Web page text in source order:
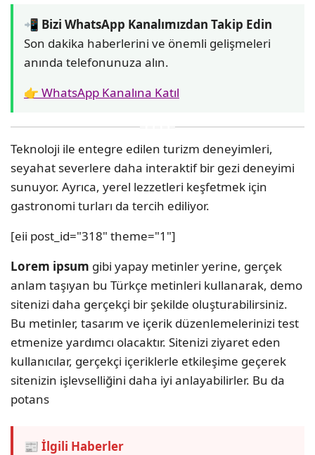
📲 Bizi WhatsApp Kanalımızdan Takip Edin
Son dakika haberlerini ve önemli gelişmeleri
anında telefonunuza alın.
👉 WhatsApp Kanalına Katıl
Teknoloji ile entegre edilen turizm deneyimleri,
seyahat severlere daha interaktif bir gezi deneyimi
sunuyor. Ayrıca, yerel lezzetleri keşfetmek için
gastronomi turları da tercih ediliyor.
[eii post_id="318" theme="1"]
Lorem ipsum gibi yapay metinler yerine, gerçek
anlam taşıyan bu Türkçe metinleri kullanarak, demo
sitenizi daha gerçekçi bir şekilde oluşturabilirsiniz.
Bu metinler, tasarım ve içerik düzenlemelerinizi test
etmenize yardımcı olacaktır. Sitenizi ziyaret eden
kullanıcılar, gerçekçi içeriklerle etkileşime geçerek
sitenizin işlevselliğini daha iyi anlayabilirler. Bu da
potans
📰 İlgili Haberler